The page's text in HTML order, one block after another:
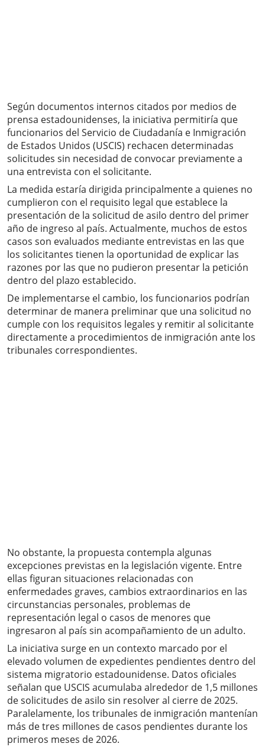
Según documentos internos citados por medios de
prensa estadounidenses, la iniciativa permitiría que
funcionarios del Servicio de Ciudadanía e Inmigración
de Estados Unidos (USCIS) rechacen determinadas
solicitudes sin necesidad de convocar previamente a
una entrevista con el solicitante.
La medida estaría dirigida principalmente a quienes no
cumplieron con el requisito legal que establece la
presentación de la solicitud de asilo dentro del primer
año de ingreso al país. Actualmente, muchos de estos
casos son evaluados mediante entrevistas en las que
los solicitantes tienen la oportunidad de explicar las
razones por las que no pudieron presentar la petición
dentro del plazo establecido.
De implementarse el cambio, los funcionarios podrían
determinar de manera preliminar que una solicitud no
cumple con los requisitos legales y remitir al solicitante
directamente a procedimientos de inmigración ante los
tribunales correspondientes.
No obstante, la propuesta contempla algunas
excepciones previstas en la legislación vigente. Entre
ellas figuran situaciones relacionadas con
enfermedades graves, cambios extraordinarios en las
circunstancias personales, problemas de
representación legal o casos de menores que
ingresaron al país sin acompañamiento de un adulto.
La iniciativa surge en un contexto marcado por el
elevado volumen de expedientes pendientes dentro del
sistema migratorio estadounidense. Datos oficiales
señalan que USCIS acumulaba alrededor de 1,5 millones
de solicitudes de asilo sin resolver al cierre de 2025.
Paralelamente, los tribunales de inmigración mantenían
más de tres millones de casos pendientes durante los
primeros meses de 2026.